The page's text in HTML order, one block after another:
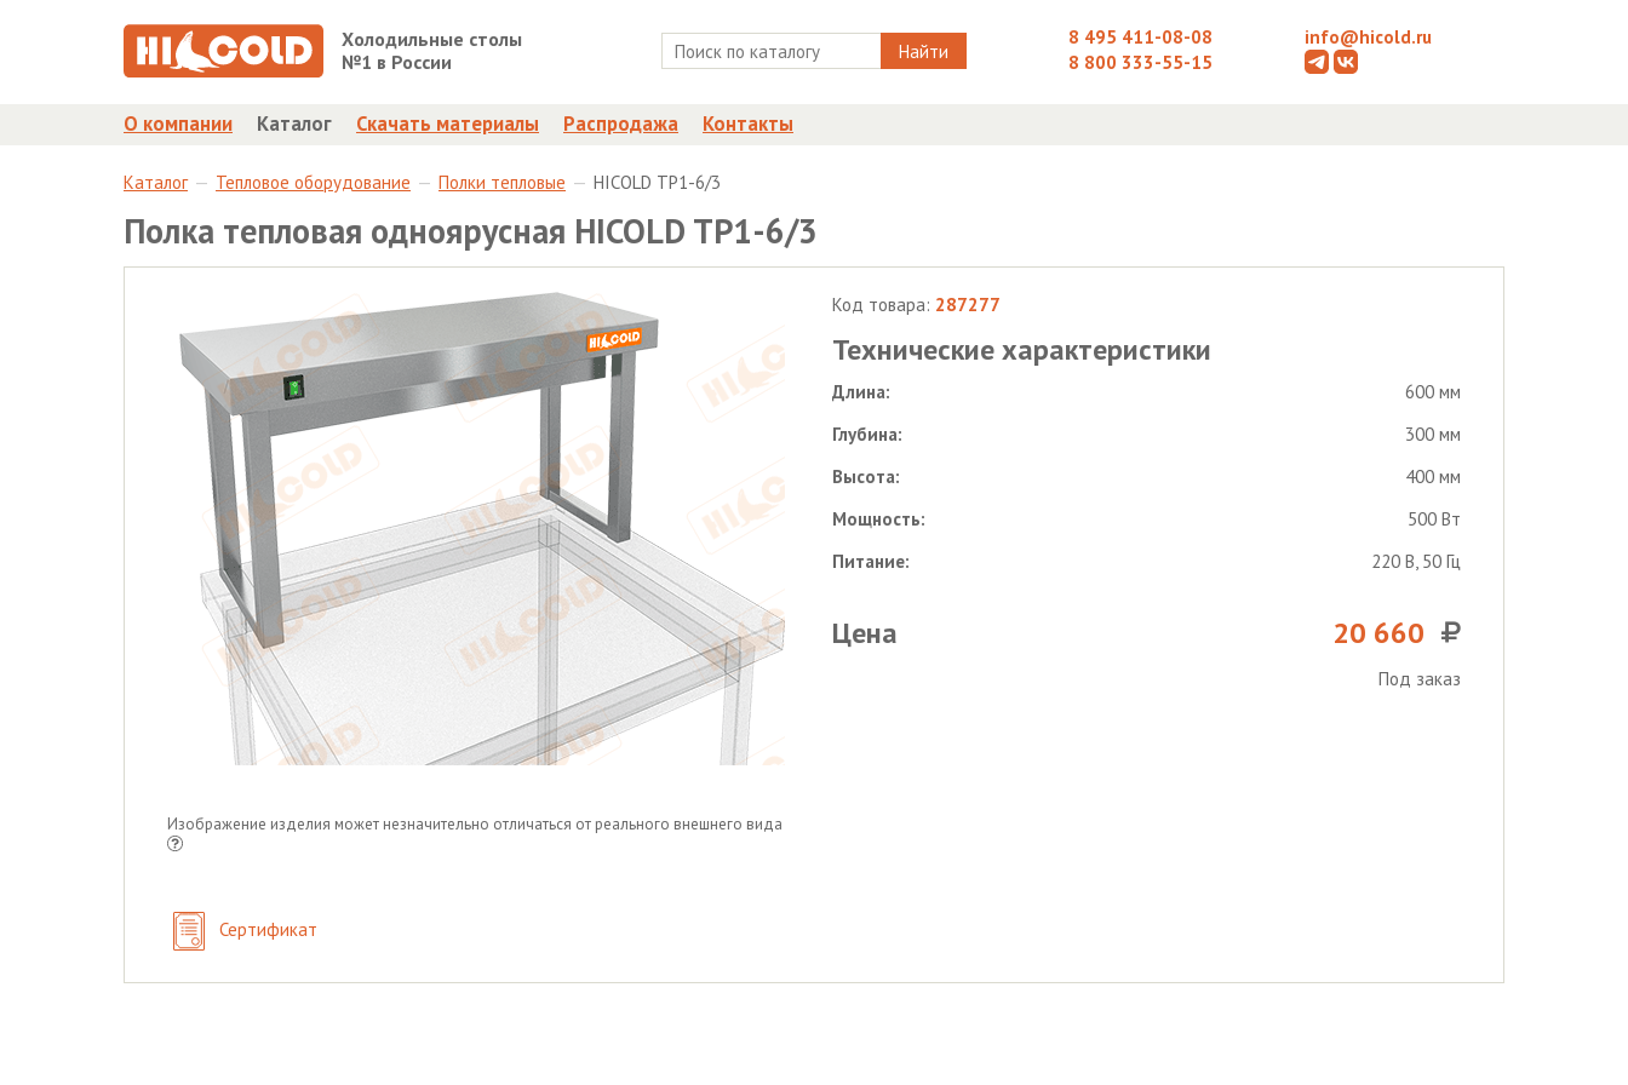
Холодильные столы
№1 в России
Найти
8 495 411-08-08
8 800 333-55-15
info@hicold.ru
О компании Каталог Скачать материалы Распродажа Контакты
Каталог Тепловое оборудование Полки тепловые HICOLD TP1-6/3
Полка тепловая одноярусная HICOLD TP1-6/3
Изображение изделия может незначительно отличаться от реального внешнего вида
Сертификат
Код товара: 287277
Технические характеристики
Длина:
600 мм
Глубина:
300 мм
Высота:
400 мм
Мощность:
500 Вт
Питание:
220 В, 50 Гц
Цена 20 660
Под заказ